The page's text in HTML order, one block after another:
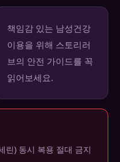
책임감 있는 남성건강
이용을 위해 스토리러
브의 안전 가이드를 꼭
읽어보세요.
린) 동시 복용 절대 금지